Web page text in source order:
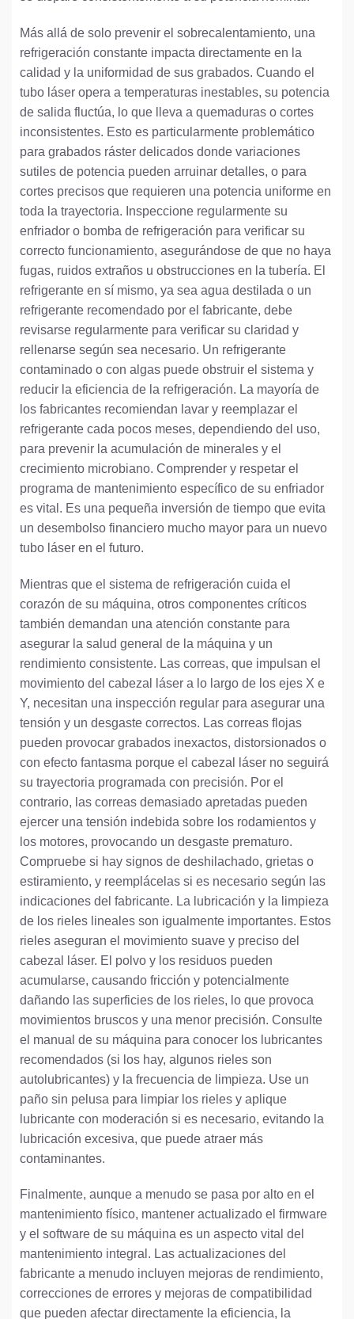
Más allá de solo prevenir el sobrecalentamiento, una
refrigeración constante impacta directamente en la
calidad y la uniformidad de sus grabados. Cuando el
tubo láser opera a temperaturas inestables, su potencia
de salida fluctúa, lo que lleva a quemaduras o cortes
inconsistentes. Esto es particularmente problemático
para grabados ráster delicados donde variaciones
sutiles de potencia pueden arruinar detalles, o para
cortes precisos que requieren una potencia uniforme en
toda la trayectoria. Inspeccione regularmente su
enfriador o bomba de refrigeración para verificar su
correcto funcionamiento, asegurándose de que no haya
fugas, ruidos extraños u obstrucciones en la tubería. El
refrigerante en sí mismo, ya sea agua destilada o un
refrigerante recomendado por el fabricante, debe
revisarse regularmente para verificar su claridad y
rellenarse según sea necesario. Un refrigerante
contaminado o con algas puede obstruir el sistema y
reducir la eficiencia de la refrigeración. La mayoría de
los fabricantes recomiendan lavar y reemplazar el
refrigerante cada pocos meses, dependiendo del uso,
para prevenir la acumulación de minerales y el
crecimiento microbiano. Comprender y respetar el
programa de mantenimiento específico de su enfriador
es vital. Es una pequeña inversión de tiempo que evita
un desembolso financiero mucho mayor para un nuevo
tubo láser en el futuro.
Mientras que el sistema de refrigeración cuida el
corazón de su máquina, otros componentes críticos
también demandan una atención constante para
asegurar la salud general de la máquina y un
rendimiento consistente. Las correas, que impulsan el
movimiento del cabezal láser a lo largo de los ejes X e
Y, necesitan una inspección regular para asegurar una
tensión y un desgaste correctos. Las correas flojas
pueden provocar grabados inexactos, distorsionados o
con efecto fantasma porque el cabezal láser no seguirá
su trayectoria programada con precisión. Por el
contrario, las correas demasiado apretadas pueden
ejercer una tensión indebida sobre los rodamientos y
los motores, provocando un desgaste prematuro.
Compruebe si hay signos de deshilachado, grietas o
estiramiento, y reemplácelas si es necesario según las
indicaciones del fabricante. La lubricación y la limpieza
de los rieles lineales son igualmente importantes. Estos
rieles aseguran el movimiento suave y preciso del
cabezal láser. El polvo y los residuos pueden
acumularse, causando fricción y potencialmente
dañando las superficies de los rieles, lo que provoca
movimientos bruscos y una menor precisión. Consulte
el manual de su máquina para conocer los lubricantes
recomendados (si los hay, algunos rieles son
autolubricantes) y la frecuencia de limpieza. Use un
paño sin pelusa para limpiar los rieles y aplique
lubricante con moderación si es necesario, evitando la
lubricación excesiva, que puede atraer más
contaminantes.
Finalmente, aunque a menudo se pasa por alto en el
mantenimiento físico, mantener actualizado el firmware
y el software de su máquina es un aspecto vital del
mantenimiento integral. Las actualizaciones del
fabricante a menudo incluyen mejoras de rendimiento,
correcciones de errores y mejoras de compatibilidad
que pueden afectar directamente la eficiencia, la